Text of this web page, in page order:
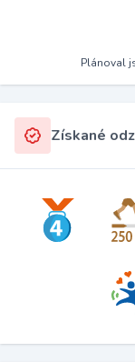
Plánoval
Získané